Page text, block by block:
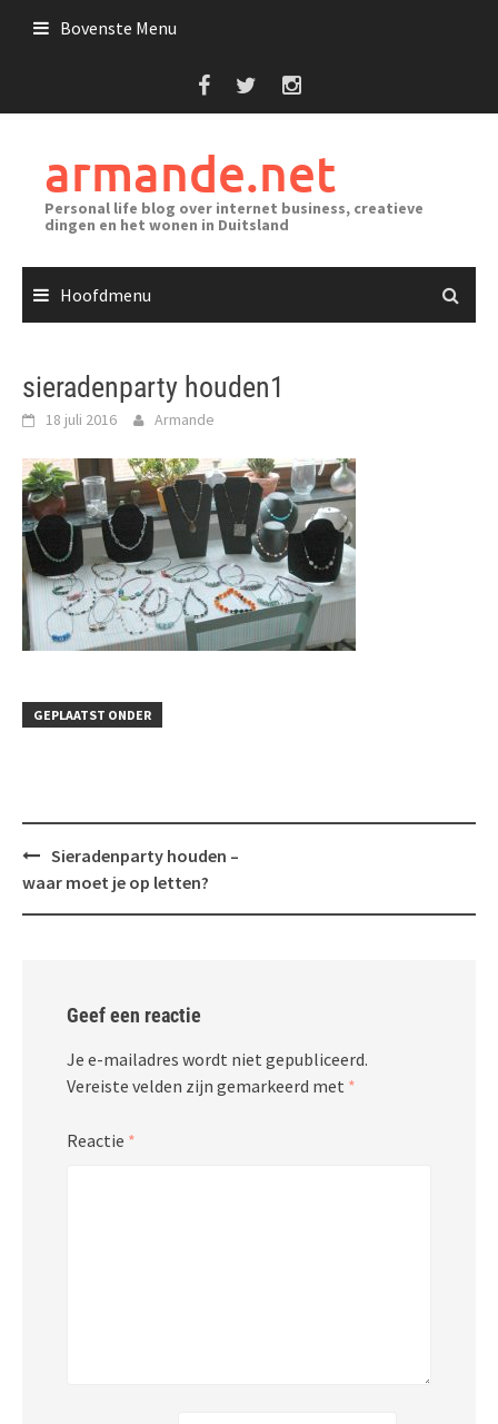
Bovenste Menu
armande.net
Personal life blog over internet business, creatieve
dingen en het wonen in Duitsland
Hoofdmenu
sieradenparty houden1
18 juli 2016 Armande
GEPLAATST ONDER
Bericht
navigatie
Sieradenparty houden –
waar moet je op letten?
Geef een reactie
Je e-mailadres wordt niet gepubliceerd.
Vereiste velden zijn gemarkeerd met *
Reactie *